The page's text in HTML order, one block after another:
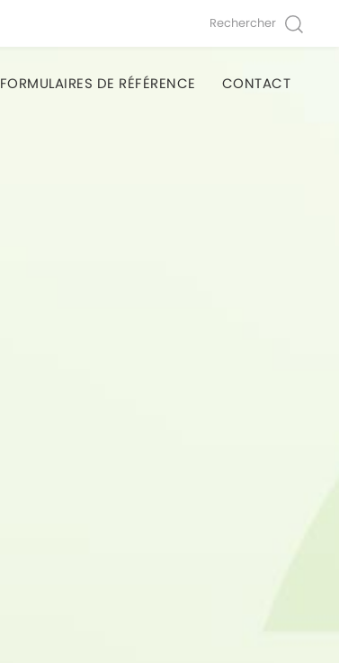
Rechercher
FORMULAIRES DE RÉFÉRENCE CONTACT